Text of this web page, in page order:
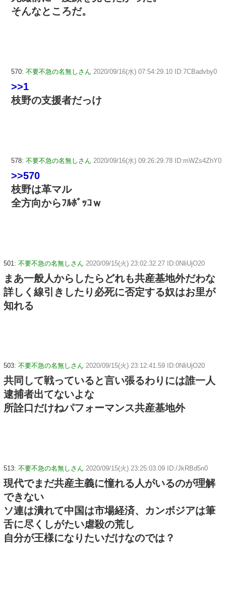
そんなところだ。
570: 不要不急の名無しさん 2020/09/16(水) 07:54:29.10 ID:7CBadvby0
>>1
枝野の支援者だっけ
578: 不要不急の名無しさん 2020/09/16(水) 09:26:29.78 ID:mWZs4ZhY0
>>570
枝野は革マル
全方向からﾌﾙﾎﾞｯｺｗ
501: 不要不急の名無しさん 2020/09/15(火) 23:02:32.27 ID:0NliUjO20
まあ一般人からしたらどれも共産基地外だわな
詳しく線引きしたり必死に否定する奴はお里が
知れる
503: 不要不急の名無しさん 2020/09/15(火) 23:12:41.59 ID:0NliUjO20
共同して戦っていると言い張るわりには誰一人
逮捕者出てないよな
所詮口だけねパフォーマンス共産基地外
513: 不要不急の名無しさん 2020/09/15(火) 23:25:03.09 ID:/JkRBd5n0
現代でまだ共産主義に憧れる人がいるのが理解
できない
ソ連は潰れて中国は市場経済、カンボジアは筆
舌に尽くしがたい虐殺の荒し
自分が王様になりたいだけなのでは？